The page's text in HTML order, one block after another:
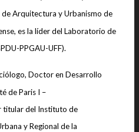
Arquitectura y Urbanismo de
es la líder del Laboratorio de
PPGAU-UFF).
Doctor en Desarrollo
de Paris I –
titular del Instituto de
y Regional de la